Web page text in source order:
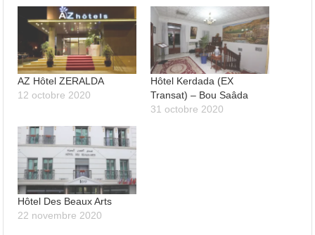
AZ Hôtel ZERALDA
12 octobre 2020
Hôtel Kerdada (EX
Transat) – Bou Saâda
31 octobre 2020
Hôtel Des Beaux Arts
22 novembre 2020